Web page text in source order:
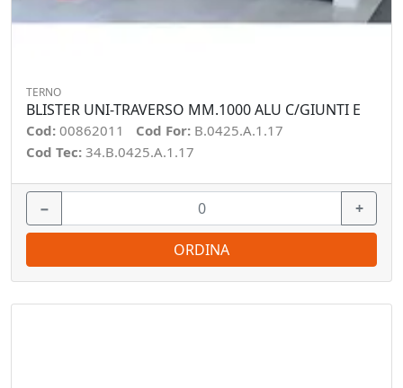
TERNO
BLISTER UNI-TRAVERSO MM.1000 ALU C/GIUNTI E
Cod: 00862011 Cod For: B.0425.A.1.17
Cod Tec: 34.B.0425.A.1.17
− +
ORDINA